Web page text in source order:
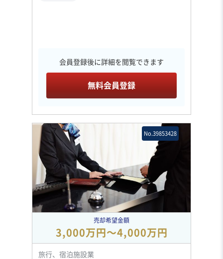
会員登録後に詳細を閲覧できます
無料会員登録
No.39853428
売却希望金額
3,000万円〜4,000万円
旅行、宿泊施設業